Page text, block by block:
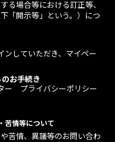
る場合等における訂正等、
「開示等」という。）につ
ンしていただき、マイペー
のお手続き
ー プライバシーポリシー
苦情等について
苦情、異議等のお問い合わ